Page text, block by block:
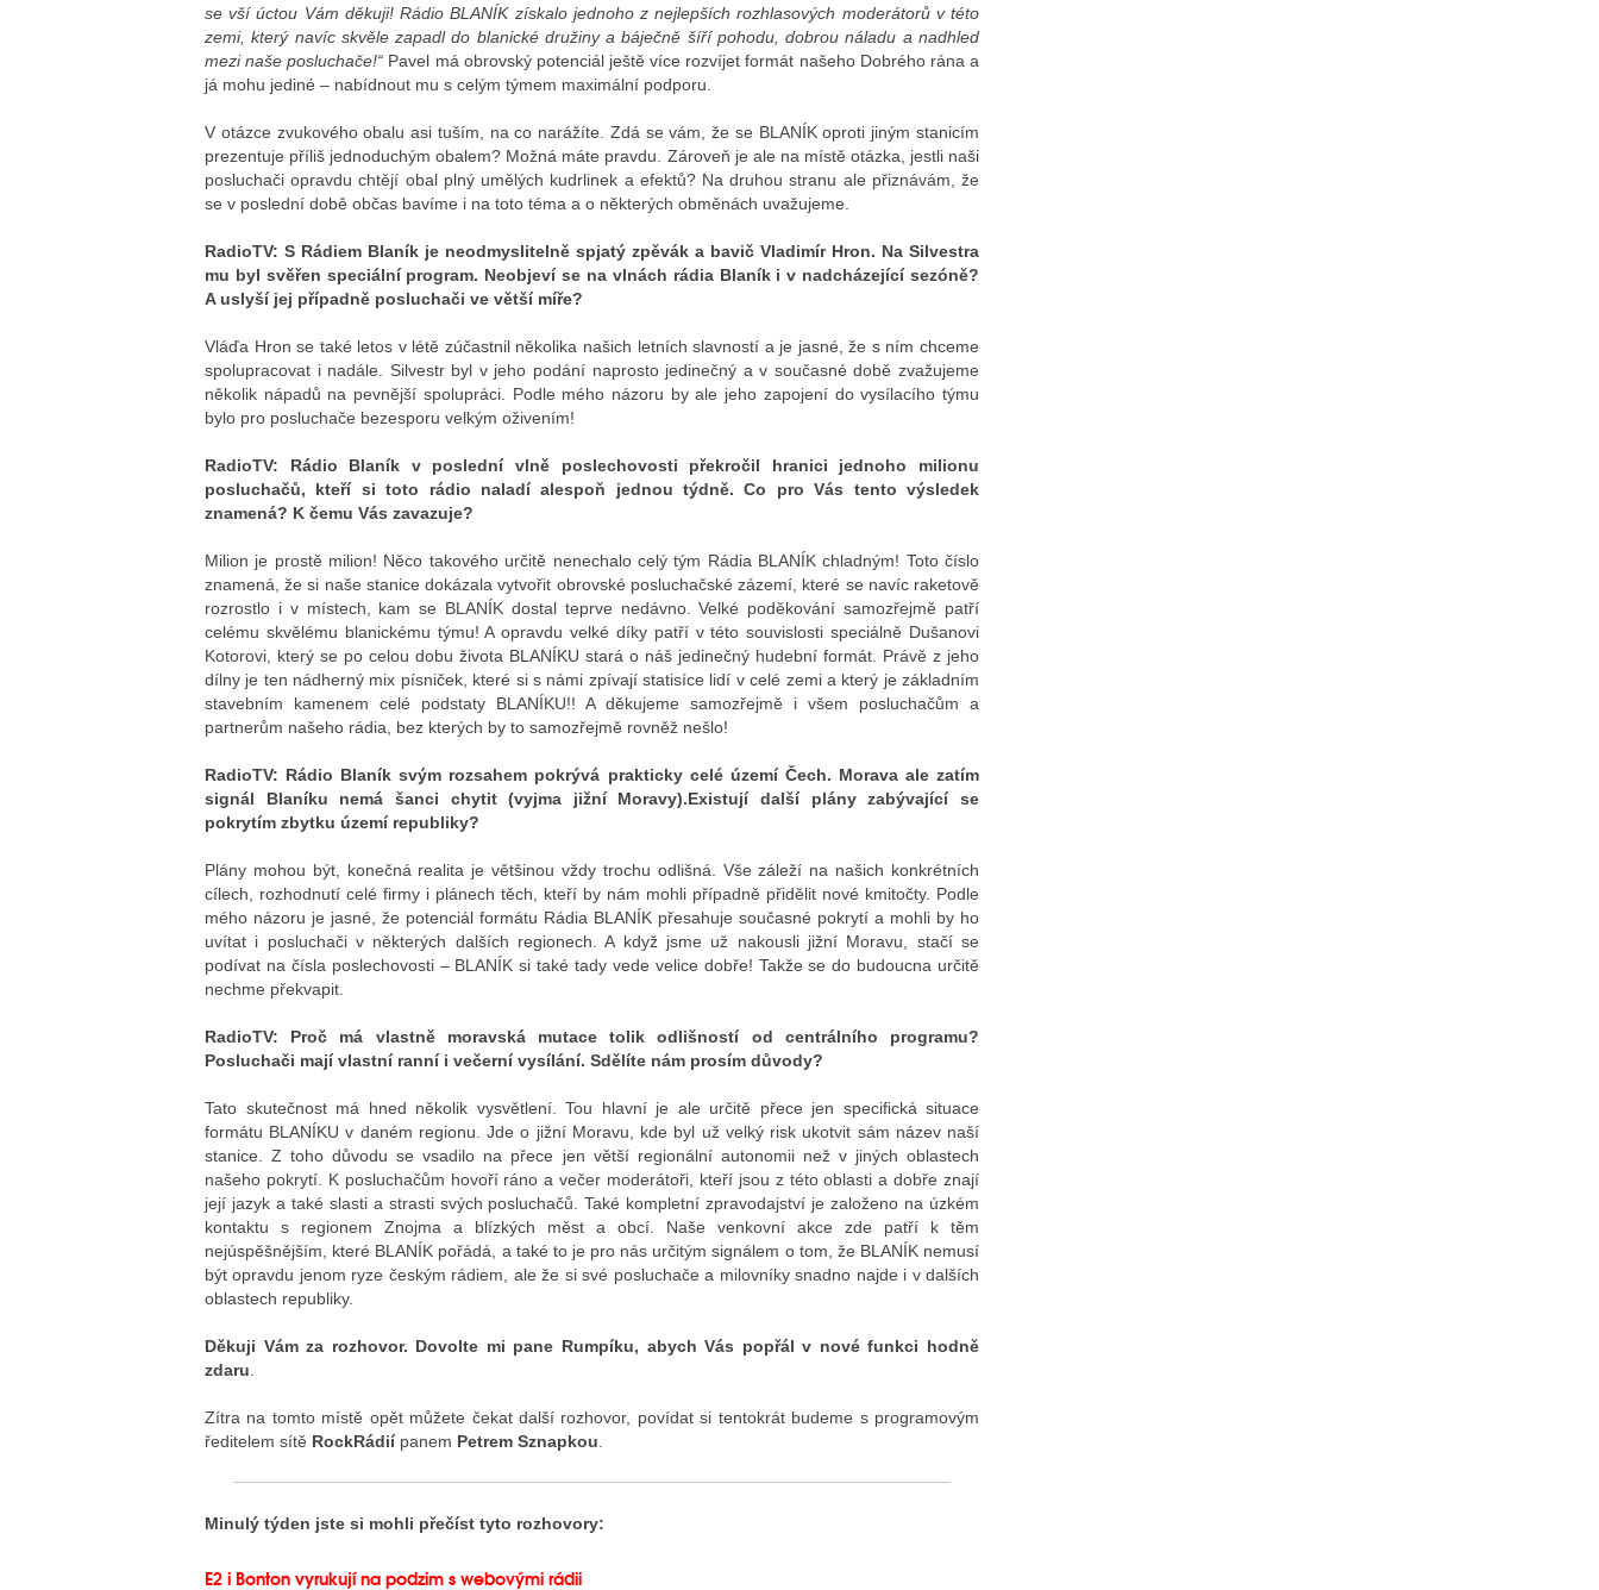
se vší úctou Vám děkuji! Rádio BLANÍK získalo jednoho z nejlepších rozhlasových moderátorů v této
zemi, který navíc skvěle zapadl do blanické družiny a báječně šíří pohodu, dobrou náladu a nadhled
mezi naše posluchače!“ Pavel má obrovský potenciál ještě více rozvíjet formát našeho Dobrého rána a
já mohu jediné – nabídnout mu s celým týmem maximální podporu.
V otázce zvukového obalu asi tuším, na co narážíte. Zdá se vám, že se BLANÍK oproti jiným stanicím
prezentuje příliš jednoduchým obalem? Možná máte pravdu. Zároveň je ale na místě otázka, jestli naši
posluchači opravdu chtějí obal plný umělých kudrlinek a efektů? Na druhou stranu ale přiznávám, že
se v poslední době občas bavíme i na toto téma a o některých obměnách uvažujeme.
RadioTV: S Rádiem Blaník je neodmyslitelně spjatý zpěvák a bavič Vladimír Hron. Na Silvestra
mu byl svěřen speciální program. Neobjeví se na vlnách rádia Blaník i v nadcházející sezóně?
A uslyší jej případně posluchači ve větší míře?
Vláďa Hron se také letos v létě zúčastnil několika našich letních slavností a je jasné, že s ním chceme
spolupracovat i nadále. Silvestr byl v jeho podání naprosto jedinečný a v současné době zvažujeme
několik nápadů na pevnější spolupráci. Podle mého názoru by ale jeho zapojení do vysílacího týmu
bylo pro posluchače bezesporu velkým oživením!
RadioTV: Rádio Blaník v poslední vlně poslechovosti překročil hranici jednoho milionu
posluchačů, kteří si toto rádio naladí alespoň jednou týdně. Co pro Vás tento výsledek
znamená? K čemu Vás zavazuje?
Milion je prostě milion! Něco takového určitě nenechalo celý tým Rádia BLANÍK chladným! Toto číslo
znamená, že si naše stanice dokázala vytvořit obrovské posluchačské zázemí, které se navíc raketově
rozrostlo i v místech, kam se BLANÍK dostal teprve nedávno. Velké poděkování samozřejmě patří
celému skvělému blanickému týmu! A opravdu velké díky patří v této souvislosti speciálně Dušanovi
Kotorovi, který se po celou dobu života BLANÍKU stará o náš jedinečný hudební formát. Právě z jeho
dílny je ten nádherný mix písniček, které si s námi zpívají statisíce lidí v celé zemi a který je základním
stavebním kamenem celé podstaty BLANÍKU!! A děkujeme samozřejmě i všem posluchačům a
partnerům našeho rádia, bez kterých by to samozřejmě rovněž nešlo!
RadioTV: Rádio Blaník svým rozsahem pokrývá prakticky celé území Čech. Morava ale zatím
signál Blaníku nemá šanci chytit (vyjma jižní Moravy).Existují další plány zabývající se
pokrytím zbytku území republiky?
Plány mohou být, konečná realita je většinou vždy trochu odlišná. Vše záleží na našich konkrétních
cílech, rozhodnutí celé firmy i plánech těch, kteří by nám mohli případně přidělit nové kmitočty. Podle
mého názoru je jasné, že potenciál formátu Rádia BLANÍK přesahuje současné pokrytí a mohli by ho
uvítat i posluchači v některých dalších regionech. A když jsme už nakousli jižní Moravu, stačí se
podívat na čísla poslechovosti – BLANÍK si také tady vede velice dobře! Takže se do budoucna určitě
nechme překvapit.
RadioTV:
Proč má vlastně moravská mutace tolik odlišností od centrálního programu?
Posluchači mají vlastní ranní i večerní vysílání. Sdělíte nám prosím důvody?
Tato skutečnost má hned několik vysvětlení. Tou hlavní je ale určitě přece jen specifická situace
formátu BLANÍKU v daném regionu. Jde o jižní Moravu, kde byl už velký risk ukotvit sám název naší
stanice. Z toho důvodu se vsadilo na přece jen větší regionální autonomii než v jiných oblastech
našeho pokrytí. K posluchačům hovoří ráno a večer moderátoři, kteří jsou z této oblasti a dobře znají
její jazyk a také slasti a strasti svých posluchačů. Také kompletní zpravodajství je založeno na úzkém
kontaktu s regionem Znojma a blízkých měst a obcí. Naše venkovní akce zde patří k těm
nejúspěšnějším, které BLANÍK pořádá, a také to je pro nás určitým signálem o tom, že BLANÍK nemusí
být opravdu jenom ryze českým rádiem, ale že si své posluchače a milovníky snadno najde i v dalších
oblastech republiky.
Děkuji Vám za rozhovor. Dovolte mi pane Rumpíku, abych Vás popřál v nové funkci hodně
zdaru
Zítra na tomto místě opět můžete čekat další rozhovor, povídat si tentokrát budeme s programovým
ředitelem sítě RockRádiípanem Petrem Sznapkou
Minulý týden jste si mohli přečíst tyto rozhovory:
E2 i Bonton vyrukují na podzim s webovými rádii